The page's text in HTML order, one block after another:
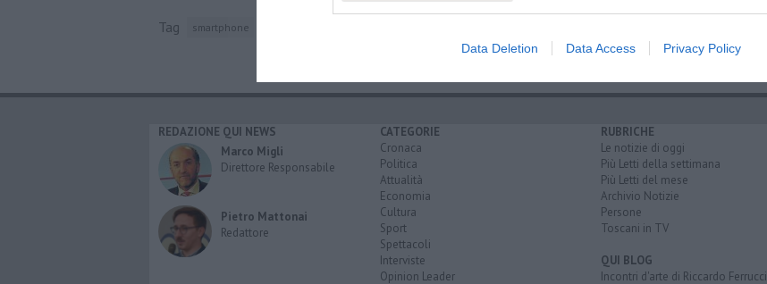
Data Deletion Data Access Privacy Policy
Tag smartphone
REDAZIONE QUI NEWS
Marco Migli
Direttore Responsabile
Pietro Mattonai
Redattore
CATEGORIE
Cronaca
Politica
Attualità
Economia
Cultura
Sport
Spettacoli
Interviste
Opinion Leader
RUBRICHE
Le notizie di oggi
Più Letti della settimana
Più Letti del mese
Archivio Notizie
Persone
Toscani in TV
QUI BLOG
Incontri d'arte di Riccardo Ferrucci